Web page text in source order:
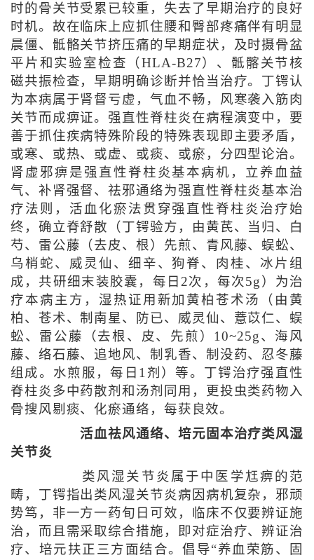
时的骨关节受累已较重，失去了早期治疗的良好
时机。故在临床上应抓住腰和臀部疼痛伴有明显
晨僵、骶骼关节挤压痛的早期症状，及时摄骨盆
平片和实验室检查（HLA-B27）、骶髂关节核
磁共振检查，早期明确诊断并恰当治疗。丁锷认
为本病属于肾督亏虚，气血不畅，风寒袭入筋肉
关节而成痹证。强直性脊柱炎在病程演变中，要
善于抓住疾病特殊阶段的特殊表现即主要矛盾，
或寒、或热、或虚、或痰、或瘀，分四型论治。
肾虚邪痹是强直性脊柱炎基本病机，立养血益
气、补肾强督、祛邪通络为强直性脊柱炎基本治
疗法则，活血化瘀法贯穿强直性脊柱炎治疗始
终，确立脊舒散（丁锷验方，由黄芪、当归、白
芍、雷公藤（去皮、根）先煎、青风藤、蜈蚣、
乌梢蛇、威灵仙、细辛、狗脊、肉桂、冰片组
成，共研细末装胶囊，每日2次，每次5g）为治
疗本病主方，湿热证用新加黄柏苍术汤（由黄
柏、苍术、制南星、防已、威灵仙、薏苡仁、蜈
蚣、雷公藤（去根、皮、先煎）10~25g、海风
藤、络石藤、追地风、制乳香、制没药、忍冬藤
组成。水煎服，每日1剂）等。丁锷治疗强直性
脊柱炎多中药散剂和汤剂同用，更投虫类药物入
骨搜风剔痰、化瘀通络，每获良效。
活血祛风通络、培元固本治疗类风湿
关节炎
类风湿关节炎属于中医学尪痹的范
畴，丁锷指出类风湿关节炎病因病机复杂，邪顽
势笃，非一方一药旬日可效，临床不仅要辨证施
治，而且需采取综合措施，即对症治疗、辨证治
疗、培元扶正三方面结合。倡导“养血荣筋、固